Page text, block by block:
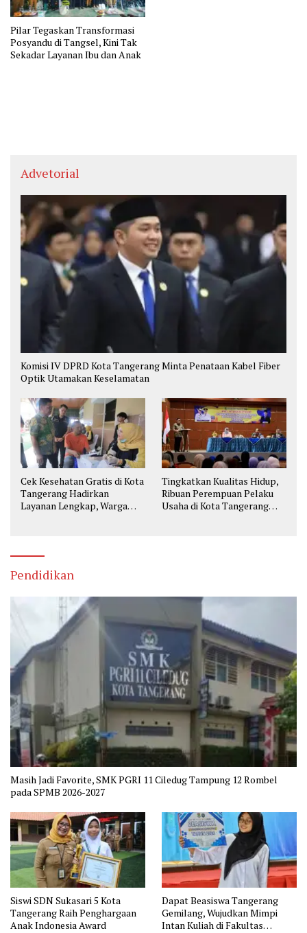
Pilar Tegaskan Transformasi
Posyandu di Tangsel, Kini Tak
Sekadar Layanan Ibu dan Anak
Advetorial
Komisi IV DPRD Kota Tangerang Minta Penataan Kabel Fiber
Optik Utamakan Keselamatan
Cek Kesehatan Gratis di Kota
Tangerang Hadirkan
Layanan Lengkap, Warga
Tingkatkan Kualitas Hidup,
Ribuan Perempuan Pelaku
Usaha di Kota Tangerang
Pendidikan
Masih Jadi Favorite, SMK PGRI 11 Ciledug Tampung 12 Rombel
pada SPMB 2026-2027
Siswi SDN Sukasari 5 Kota
Tangerang Raih Penghargaan
Anak Indonesia Award
Dapat Beasiswa Tangerang
Gemilang, Wujudkan Mimpi
Intan Kuliah di Fakultas